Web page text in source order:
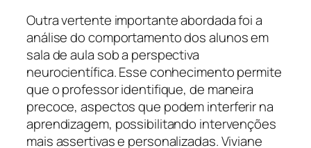
Outra vertente importante abordada foi a
análise do comportamento dos alunos em
sala de aula sob a perspectiva
neurocientífica. Esse conhecimento permite
que o professor identifique, de maneira
precoce, aspectos que podem interferir na
aprendizagem, possibilitando intervenções
mais assertivas e personalizadas. Viviane